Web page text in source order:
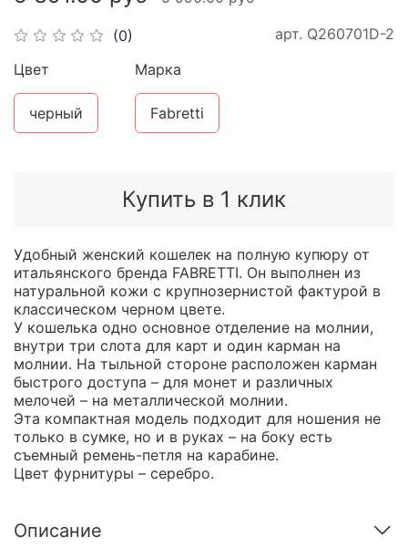
(0) арт. Q260701D-2
Купить в 1 клик
Цвет
черный
Марка
Fabretti
Удобный женский кошелек на полную купюру от
итальянского бренда FABRETTI. Он выполнен из
натуральной кожи с крупнозернистой фактурой в
классическом черном цвете.
У кошелька одно основное отделение на молнии,
внутри три слота для карт и один карман на
молнии. На тыльной стороне расположен карман
быстрого доступа – для монет и различных
мелочей – на металлической молнии.
Эта компактная модель подходит для ношения не
только в сумке, но и в руках – на боку есть
съемный ремень-петля на карабине.
Цвет фурнитуры – серебро.
Описание